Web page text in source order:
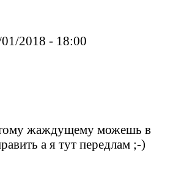
2018 - 18:00
жаждущему можешь в
а я тут передлам ;-)